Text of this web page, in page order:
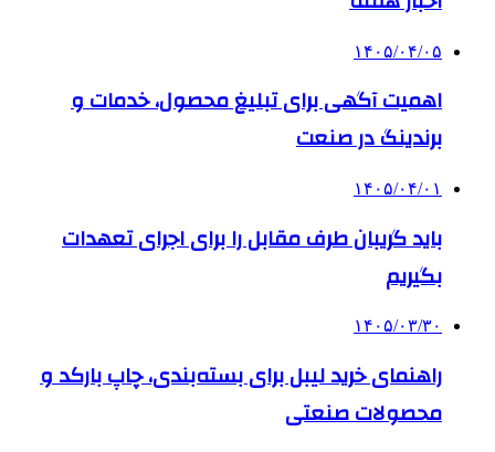
۱۴۰۵/۰۴/۰۵
اهمیت آگهی برای تبلیغ محصول، خدمات و
برندینگ در صنعت
۱۴۰۵/۰۴/۰۱
باید گریبان طرف مقابل را برای اجرای تعهدات
بگیریم
۱۴۰۵/۰۳/۳۰
راهنمای خرید لیبل برای بسته‌بندی، چاپ بارکد و
محصولات صنعتی